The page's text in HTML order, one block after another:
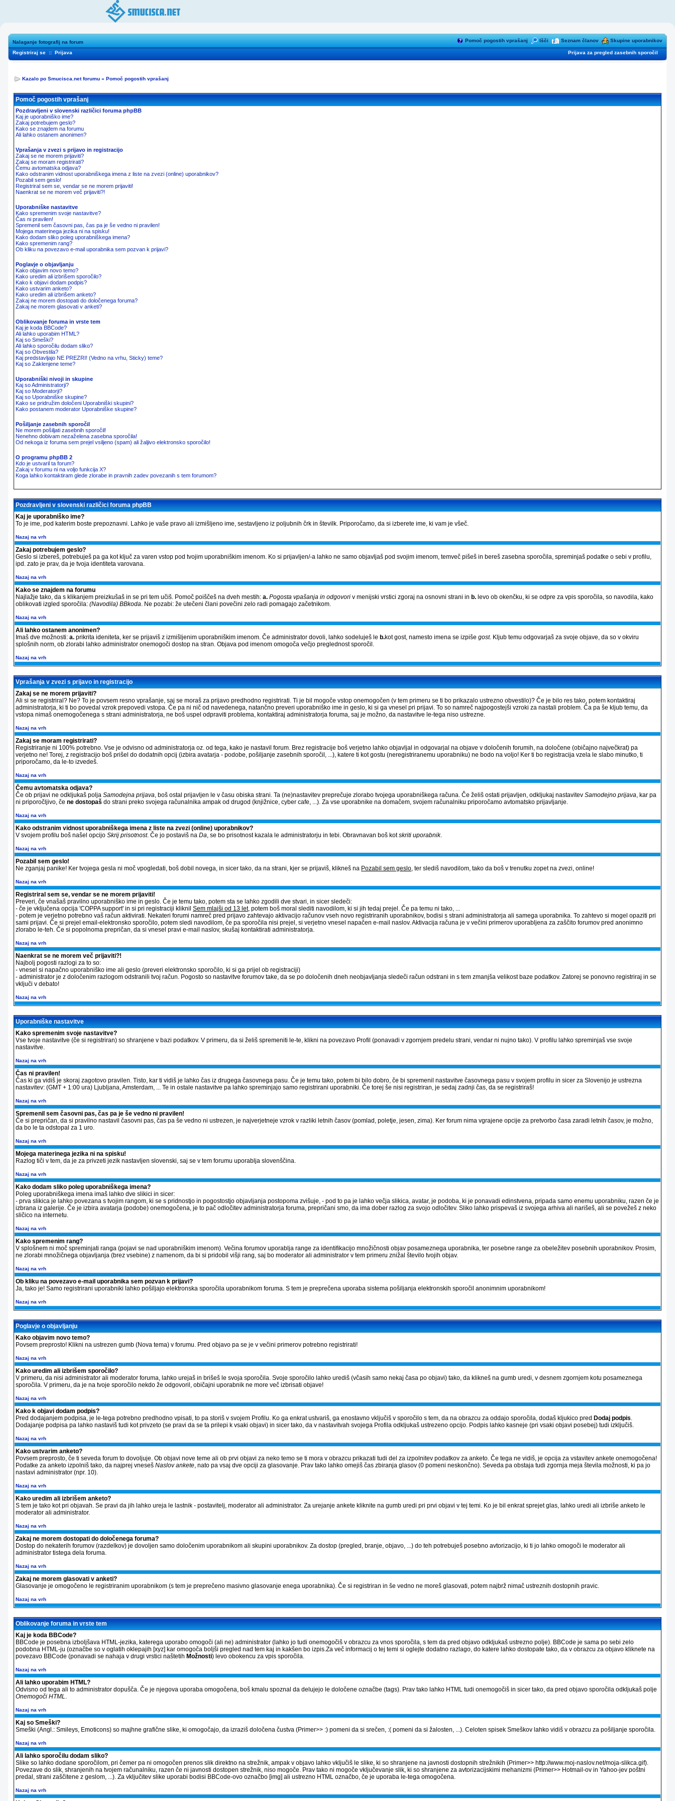
Nalaganje fotografij na forum Pomoč pogostih vprašanj Išči Seznam članov Skupine uporabnikov
Registriraj se :: Prijava Prijava za pregled zasebnih sporočil
Kazalo po Smucisca.net forumu » Pomoč pogostih vprašanj
Pomoč pogostih vprašanj
Pozdravljeni v slovenski različici foruma phpBB
Kaj je uporabniško ime?
Zakaj potrebujem geslo?
Kako se znajdem na forumu
Ali lahko ostanem anonimen?
Vprašanja v zvezi s prijavo in registracijo
Zakaj se ne morem prijaviti?
Zakaj se moram registrirati?
Čemu avtomatska odjava?
Kako odstranim vidnost uporabniškega imena z liste na zvezi (online) uporabnikov?
Pozabil sem geslo!
Registriral sem se, vendar se ne morem prijaviti!
Naenkrat se ne morem več prijaviti?!
Uporabniške nastavitve
Kako spremenim svoje nastavitve?
Čas ni pravilen!
Spremenil sem časovni pas, čas pa je še vedno ni pravilen!
Mojega materinega jezika ni na spisku!
Kako dodam sliko poleg uporabniškega imena?
Kako spremenim rang?
Ob kliku na povezavo e-mail uporabnika sem pozvan k prijavi?
Poglavje o objavljanju
Kako objavim novo temo?
Kako uredim ali izbrišem sporočilo?
Kako k objavi dodam podpis?
Kako ustvarim anketo?
Kako uredim ali izbrišem anketo?
Zakaj ne morem dostopati do določenega foruma?
Zakaj ne morem glasovati v anketi?
Oblikovanje foruma in vrste tem
Kaj je koda BBCode?
Ali lahko uporabim HTML?
Kaj so Smeški?
Ali lahko sporočilu dodam sliko?
Kaj so Obvestila?
Kaj predstavljajo NE PREZRI! (Vedno na vrhu, Sticky) teme?
Kaj so Zaklenjene teme?
Uporabniški nivoji in skupine
Kaj so Administratorji?
Kaj so Moderatorji?
Kaj so Uporabniške skupine?
Kako se pridružim določeni Uporabniški skupini?
Kako postanem moderator Uporabniške skupine?
Pošiljanje zasebnih sporočil
Ne morem pošiljati zasebnih sporočil!
Nenehno dobivam nezaželena zasebna sporočila!
Od nekoga iz foruma sem prejel vsiljeno (spam) ali žaljivo elektronsko sporočilo!
O programu phpBB 2
Kdo je ustvaril ta forum?
Zakaj v forumu ni na voljo funkcija X?
Koga lahko kontaktiram glede zlorabe in pravnih zadev povezanih s tem forumom?
Pozdravljeni v slovenski različici foruma phpBB
Kaj je uporabniško ime?
To je ime, pod katerim boste prepoznavni. Lahko je vaše pravo ali izmišljeno ime, sestavljeno iz poljubnih črk in številk. Priporočamo, da si izberete ime, ki vam je všeč.
Nazaj na vrh
Zakaj potrebujem geslo?
Geslo si izbereš, potrebuješ pa ga kot ključ za varen vstop pod tvojim uporabniškim imenom. Ko si prijavljen/-a lahko ne samo objavljaš pod svojim imenom, temveč pišeš in bereš zasebna sporočila, spreminjaš podatke o sebi v profilu,
ipd. zato je prav, da je tvoja identiteta varovana.
Nazaj na vrh
Kako se znajdem na forumu
Najlažje tako, da s klikanjem preizkušaš in se pri tem učiš. Pomoč poiščeš na dveh mestih: a. Pogosta vpašanja in odgovori v menijski vrstici zgoraj na osnovni strani in b. levo ob okenčku, ki se odpre za vpis sporočila, so navodila, kako
oblikovati izgled sporočila: (Navodila) BBkoda. Ne pozabi: že utečeni člani povečini zelo radi pomagajo začetnikom.
Nazaj na vrh
Ali lahko ostanem anonimen?
Imaš dve možnosti: a. prikrita ideniteta, ker se prijaviš z izmišljenim uporabniškim imenom. Če administrator dovoli, lahko sodeluješ le b.kot gost, namesto imena se izpiše gost. Kljub temu odgovarjaš za svoje objave, da so v okviru
splošnih norm, ob zlorabi lahko administrator onemogoči dostop na stran. Objava pod imenom omogoča večjo preglednost sporočil.
Nazaj na vrh
Vprašanja v zvezi s prijavo in registracijo
Zakaj se ne morem prijaviti?
Ali si se registriral? Ne? To je povsem resno vprašanje, saj se moraš za prijavo predhodno registrirati. Ti je bil mogoče vstop onemogočen (v tem primeru se ti bo prikazalo ustrezno obvestilo)? Če je bilo res tako, potem kontaktiraj
administratorja, ki ti bo povedal vzrok prepovedi vstopa. Če pa ni nič od navedenega, natančno preveri uporabniško ime in geslo, ki si ga vnesel pri prijavi. To so namreč najpogostejši vzroki za nastali problem. Ča pa še kljub temu, da
vstopa nimaš onemogočenega s strani administratorja, ne boš uspel odpraviti problema, kontaktiraj administratorja foruma, saj je možno, da nastavitve le-tega niso ustrezne.
Nazaj na vrh
Zakaj se moram registrirati?
Registriranje ni 100% potrebno. Vse je odvisno od administratorja oz. od tega, kako je nastavil forum. Brez registracije boš verjetno lahko objavljal in odgovarjal na objave v določenih forumih, na določene (običajno največkrat) pa
verjetno ne! Torej, z registracijo boš prišel do dodatnih opcij (izbira avatarja - podobe, pošiljanje zasebnih sporočil, ...), katere ti kot gostu (neregistriranemu uporabniku) ne bodo na voljo! Ker ti bo registracija vzela le slabo minutko, ti
priporočamo, da le-to izvedeš.
Nazaj na vrh
Čemu avtomatska odjava?
Če ob prijavi ne odkljukaš polja Samodejna prijava, boš ostal prijavljen le v času obiska strani. Ta (ne)nastavitev preprečuje zlorabo tvojega uporabniškega računa. Če želiš ostati prijavljen, odkljukaj nastavitev Samodejno prijava, kar pa
ni priporočljivo, če ne dostopaš do strani preko svojega računalnika ampak od drugod (knjižnice, cyber cafe, ...). Za vse uporabnike na domačem, svojem računalniku priporočamo avtomatsko prijavljanje.
Nazaj na vrh
Kako odstranim vidnost uporabniškega imena z liste na zvezi (online) uporabnikov?
V svojem profilu boš našel opcijo Skrij prisotnost. Če jo postaviš na Da, se bo prisotnost kazala le administratorju in tebi. Obravnavan boš kotskriti uporabnik.
Nazaj na vrh
Pozabil sem geslo!
Ne zganjaj panike! Ker tvojega gesla ni moč vpogledati, boš dobil novega, in sicer tako, da na strani, kjer se prijaviš, klikneš na Pozabil sem geslo, ter slediš navodilom, tako da boš v trenutku zopet na zvezi, online!
Nazaj na vrh
Registriral sem se, vendar se ne morem prijaviti!
Preveri, če vnašaš pravilno uporabniško ime in geslo. Če je temu tako, potem sta se lahko zgodili dve stvari, in sicer sledeči:
- če je vključena opcija 'COPPA support' in si pri registraciji kliknil Sem mlajši od 13 let, potem boš moral slediti navodilom, ki si jih tedaj prejel. Če pa temu ni tako, ...
- potem je verjetno potrebno vaš račun aktivirati. Nekateri forumi namreč pred prijavo zahtevajo aktivacijo računov vseh novo registriranih uporabnikov, bodisi s strani administratorja ali samega uporabnika. To zahtevo si mogel opaziti pri
sami prijavi. Če si prejel email-elektronsko sporočilo, potem sledi navodilom, če pa sporočila nisi prejel, si verjetno vnesel napačen e-mail naslov. Aktivacija računa je v večini primerov uporabljena za zaščito forumov pred anonimno
zlorabo le-teh. Če si popolnoma prepričan, da si vnesel pravi e-mail naslov, skušaj kontaktirati administratorja.
Nazaj na vrh
Naenkrat se ne morem več prijaviti?!
Najbolj pogosti razlogi za to so:
- vnesel si napačno uporabniško ime ali geslo (preveri elektronsko sporočilo, ki si ga prijel ob registraciji)
- administrator je z določenim razlogom odstranili tvoj račun. Pogosto so nastavitve forumov take, da se po določenih dneh neobjavljanja sledeči račun odstrani in s tem zmanjša velikost baze podatkov. Zatorej se ponovno registriraj in se
vključi v debato!
Nazaj na vrh
Uporabniške nastavitve
Kako spremenim svoje nastavitve?
Vse tvoje nastavitve (če si registriran) so shranjene v bazi podatkov. V primeru, da si želiš spremeniti le-te, klikni na povezavo Profil (ponavadi v zgornjem predelu strani, vendar ni nujno tako). V profilu lahko spreminjaš vse svoje
nastavitve.
Nazaj na vrh
Čas ni pravilen!
Čas ki ga vidiš je skoraj zagotovo pravilen. Tisto, kar ti vidiš je lahko čas iz drugega časovnega pasu. Če je temu tako, potem bi bilo dobro, če bi spremenil nastavitve časovnega pasu v svojem profilu in sicer za Slovenijo je ustrezna
nastavitev: (GMT + 1:00 ura) Ljubljana, Amsterdam, ... Te in ostale nastavitve pa lahko spreminjajo samo registrirani uporabniki. Če torej še nisi registriran, je sedaj zadnji čas, da se registriraš!
Nazaj na vrh
Spremenil sem časovni pas, čas pa je še vedno ni pravilen!
Če si prepričan, da si pravilno nastavil časovni pas, čas pa še vedno ni ustrezen, je najverjetneje vzrok v razliki letnih časov (pomlad, poletje, jesen, zima). Ker forum nima vgrajene opcije za pretvorbo časa zaradi letnih časov, je možno,
da bo le ta odstopal za 1 uro.
Nazaj na vrh
Mojega materinega jezika ni na spisku!
Razlog tiči v tem, da je za privzeti jezik nastavljen slovenski, saj se v tem forumu uporablja slovenščina.
Nazaj na vrh
Kako dodam sliko poleg uporabniškega imena?
Poleg uporabniškega imena imaš lahko dve slikici in sicer:
- prva slikica je lahko povezana s tvojim rangom, ki se s pridnostjo in pogostostjo objavljanja postopoma zvišuje, - pod to pa je lahko večja slikica, avatar, je podoba, ki je ponavadi edinstvena, pripada samo enemu uporabniku, razen če je
izbrana iz galerije. Če je izbira avatarja (podobe) onemogočena, je to pač odločitev administratorja foruma, prepričani smo, da ima dober razlog za svojo odločitev. Sliko lahko prispevaš iz svojega arhiva ali narišeš, ali se povežeš z neko
sličico na internetu.
Nazaj na vrh
Kako spremenim rang?
V splošnem ni moč spreminjati ranga (pojavi se nad uporabniškim imenom). Večina forumov uporablja range za identifikacijo množičnosti objav posameznega uporabnika, ter posebne range za obeležitev posebnih uporabnikov. Prosim,
ne zlorabi množičnega objavljanja (brez vsebine) z namenom, da bi si pridobil višji rang, saj bo moderator ali administrator v tem primeru znižal število tvojih objav.
Nazaj na vrh
Ob kliku na povezavo e-mail uporabnika sem pozvan k prijavi?
Ja, tako je! Samo registrirani uporabniki lahko pošiljajo elektronska sporočila uporabnikom foruma. S tem je preprečena uporaba sistema pošiljanja elektronskih sporočil anonimnim uporabnikom!
Nazaj na vrh
Poglavje o objavljanju
Kako objavim novo temo?
Povsem preprosto! Klikni na ustrezen gumb (Nova tema) v forumu. Pred objavo pa se je v večini primerov potrebno registrirati!
Nazaj na vrh
Kako uredim ali izbrišem sporočilo?
V primeru, da nisi administrator ali moderator foruma, lahko urejaš in brišeš le svoja sporočila. Svoje sporočilo lahko urediš (včasih samo nekaj časa po objavi) tako, da klikneš na gumb uredi, v desnem zgornjem kotu posameznega
sporočila. V primeru, da je na tvoje sporočilo nekdo že odgovoril, običajni uporabnik ne more več izbrisati objave!
Nazaj na vrh
Kako k objavi dodam podpis?
Pred dodajanjem podpisa, je le-tega potrebno predhodno vpisati, to pa storiš v svojem Profilu. Ko ga enkrat ustvariš, ga enostavno vključiš v sporočilo s tem, da na obrazcu za oddajo sporočila, dodaš kljukico pred Dodaj podpis.
Dodajanje podpisa pa lahko nastaviš tudi kot privzeto (se pravi da se ta prilepi k vsaki objavi) in sicer tako, da v nastavitvah svojega Profila odkljukaš ustrezeno opcijo. Podpis lahko kasneje (pri vsaki objavi posebej) tudi izključiš.
Nazaj na vrh
Kako ustvarim anketo?
Povsem preprosto, če ti seveda forum to dovoljuje. Ob objavi nove teme ali ob prvi objavi za neko temo se ti mora v obrazcu prikazati tudi del za izpolnitev podatkov za anketo. Če tega ne vidiš, je opcija za vstavitev ankete onemogočena!
Podatke za anketo izpolniš tako, da najprej vneseš Naslov ankete, nato pa vsaj dve opciji za glasovanje. Prav tako lahko omejiš čas zbiranja glasov (0 pomeni neskončno). Seveda pa obstaja tudi zgornja meja števila možnosti, ki pa jo
nastavi administrator (npr. 10).
Nazaj na vrh
Kako uredim ali izbrišem anketo?
S tem je tako kot pri objavah. Se pravi da jih lahko ureja le lastnik - postavitelj, moderator ali administrator. Za urejanje ankete kliknite na gumb uredi pri prvi objavi v tej temi. Ko je bil enkrat sprejet glas, lahko uredi ali izbriše anketo le
moderator ali administrator.
Nazaj na vrh
Zakaj ne morem dostopati do določenega foruma?
Dostop do nekaterih forumov (razdelkov) je dovoljen samo določenim uporabnikom ali skupini uporabnikov. Za dostop (pregled, branje, objavo, ...) do teh potrebuješ posebno avtorizacijo, ki ti jo lahko omogoči le moderator ali
administrator tistega dela foruma.
Nazaj na vrh
Zakaj ne morem glasovati v anketi?
Glasovanje je omogočeno le registriranim uporabnikom (s tem je preprečeno masivno glasovanje enega uporabnika). Če si registriran in še vedno ne moreš glasovati, potem najbrž nimač ustreznih dostopnih pravic.
Nazaj na vrh
Oblikovanje foruma in vrste tem
Kaj je koda BBCode?
BBCode je posebna izboljšava HTML-jezika, katerega uporabo omogoči (ali ne) administrator (lahko jo tudi onemogočiš v obrazcu za vnos sporočila, s tem da pred objavo odkljukaš ustrezno polje). BBCode je sama po sebi zelo
podobna HTML-ju (označbe so v oglatih oklepajih [xyz] kar omogoča boljši pregled nad tem kaj in kakšen bo izpis.Za več informacij o tej temi si oglejte dodatno razlago, do katere lahko dostopate tako, da v obrazcu za objavo kliknete na
povezavo BBCode (ponavadi se nahaja v drugi vrstici naštetih Možnosti) levo obokencu za vpis sporočila.
Nazaj na vrh
Ali lahko uporabim HTML?
Odvisno od tega ali to administrator dopušča. Če je njegova uporaba omogočena, boš kmalu spoznal da delujejo le določene označbe (tags). Prav tako lahko HTML tudi onemogočiš in sicer tako, da pred objavo sporočila odkljukaš polje
Onemogoči HTML.
Nazaj na vrh
Kaj so Smeški?
Smeški (Angl.: Smileys, Emoticons) so majhne grafične slike, ki omogočajo, da izraziš določena čustva (Primer>> :) pomeni da si srečen, :( pomeni da si žalosten, ...). Celoten spisek Smeškov lahko vidiš v obrazcu za pošiljanje sporočila.
Nazaj na vrh
Ali lahko sporočilu dodam sliko?
Slike so lahko dodane sporočilom, pri čemer pa ni omogočen prenos slik direktno na strežnik, ampak v objavo lahko vključiš le slike, ki so shranjene na javnosti dostopnih strežnikih (Primer>> http://www.moj-naslov.net/moja-slikca.gif).
Povezave do slik, shranjenih na tvojem računalniku, razen če ni javnosti dostopen strežnik, niso mogoče. Prav tako ni mogoče vključevanje slik, ki so shranjene za avtorizacijskimi mehanizmi (Primer>> Hotmail-ov in Yahoo-jev poštni
predal, strani zaščitene z geslom, ...). Za vključitev slike uporabi bodisi BBCode-ovo označbo [img] ali ustrezno HTML označbo, če je uporaba le-tega omogočena.
Nazaj na vrh